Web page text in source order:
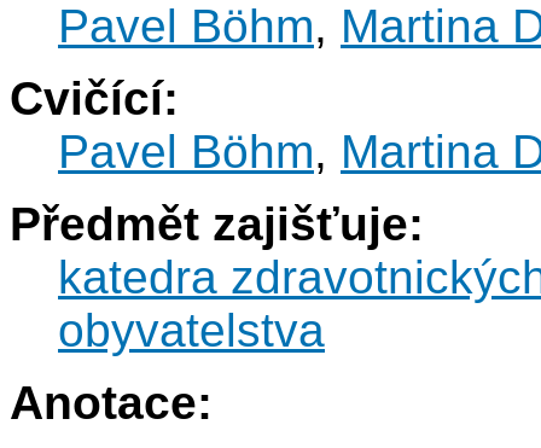
Pavel Böhm, Martina
Cvičící:
Pavel Böhm, Martina
Předmět zajišťuje:
katedra
obyvatelstva
Anotace: